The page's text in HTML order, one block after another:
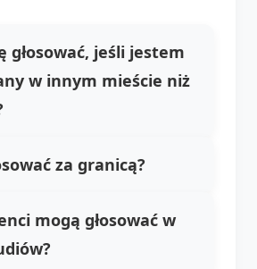
głosować, jeśli jestem
w innym mieście niż
za granicą?
mogą głosować w